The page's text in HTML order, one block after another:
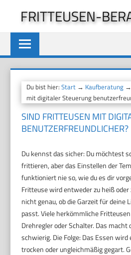
springen
FRITTEUSEN-
Du bist hier:Start → Kaufberatung →
mit digitaler Steuerung
SIND FRITTEUSEN MIT
BENUTZERFREUNDLICHER?
Du kennst das sicher: Du möchtest
frittieren, aber das Einstellen der
funktioniert nie so, wie du es dir
Fritteuse wird entweder zu heiß
nicht genau, ob die Garzeit für deine
passt. Viele herkömmliche
Drehregler oder Schalter. Das macht
schwierig. Die Folge: Das Essen
trocken oder ungleichmäßig gegart.